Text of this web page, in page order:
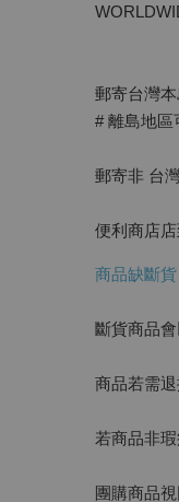
郵寄台灣
# 離島地區
郵寄非 台
便利商店
商品缺斷
斷貨商品
商品若需
若商品非
團購商品